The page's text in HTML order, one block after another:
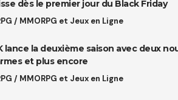
dès le premier jour du Black Friday
/ MMORPG et Jeux en Ligne
lance la deuxième saison avec deux
et plus encore
/ MMORPG et Jeux en Ligne